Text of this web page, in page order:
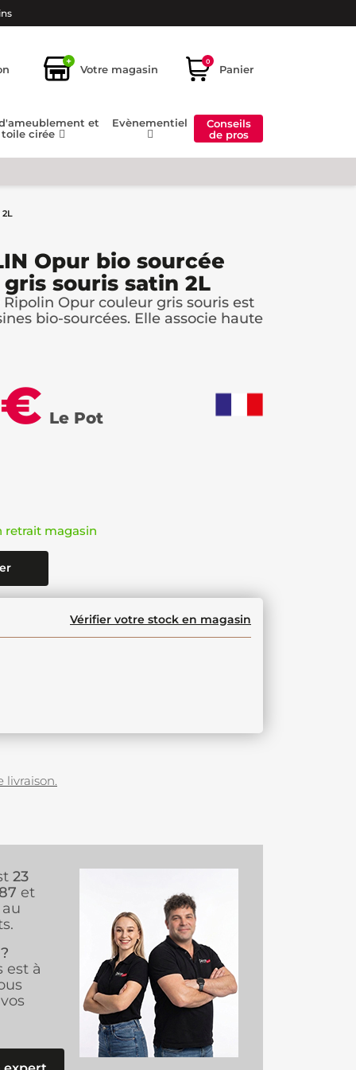
+
Votre magasin
0
Panier
et
toile cirée
Evènementiel
Conseils
de pros
Opur bio sourcée
souris satin 2L
Opur couleur gris souris est
bio-sourcées. Elle associe haute
Le Pot
retrait magasin
Vérifier votre stock en magasin
livraison.
23
et
au
est à